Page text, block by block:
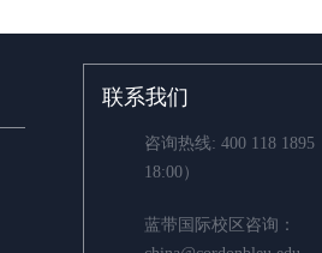
联系我们
咨询热线: 400 118 1895
18:00）
蓝带国际校区咨询：